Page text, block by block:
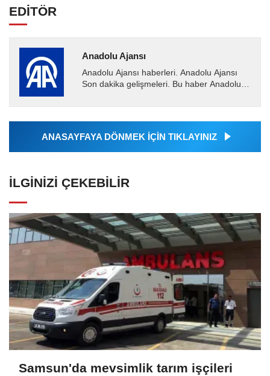
EDİTÖR
Anadolu Ajansı
Anadolu Ajansı haberleri. Anadolu Ajansı
Son dakika gelişmeleri. Bu haber Anadolu
Ajansı tarafından...
ANASAYFAYA DÖNMEK İÇİN TIKLAYINIZ
İLGINIZI ÇEKEBILIR
Samsun'da mevsimlik tarım işçileri